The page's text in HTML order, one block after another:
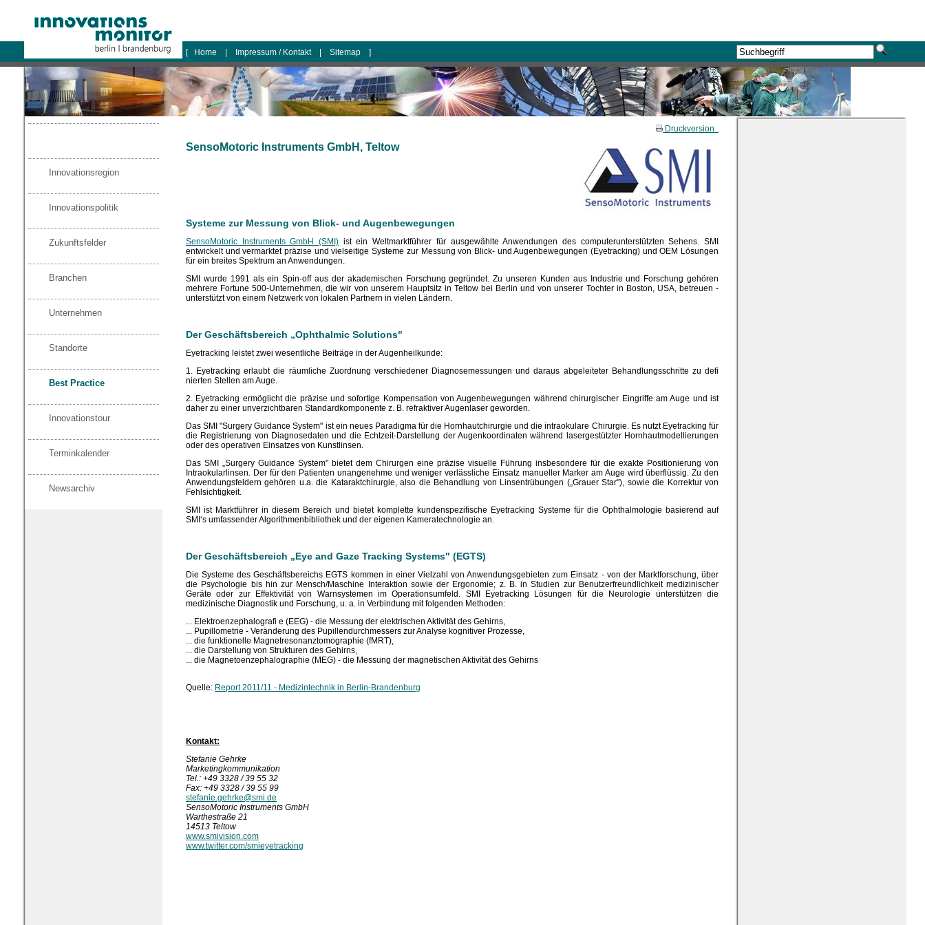
logo
[ Home Impressum / Kontakt Sitemap ]
Innovationsregion
Innovationspolitik
Zukunftsfelder
Branchen
Unternehmen
Standorte
Best Practice
Innovationstour
Terminkalender
Newsarchiv
Druckversion
SensoMotoric Instruments GmbH, Teltow
Systeme zur Messung von Blick- und Augenbewegungen
SensoMotoric Instruments GmbH (SMI) ist ein Weltmarktführer für ausgewählte Anwendungen des computerunterstützten Sehens. SMI
entwickelt und vermarktet präzise und vielseitige Systeme zur Messung von Blick- und Augenbewegungen (Eyetracking) und OEM Lösungen
für ein breites Spektrum an Anwendungen.
SMI wurde 1991 als ein Spin-off aus der akademischen Forschung gegründet. Zu unseren Kunden aus Industrie und Forschung gehören
mehrere Fortune 500-Unternehmen, die wir von unserem Hauptsitz in Teltow bei Berlin und von unserer Tochter in Boston, USA, betreuen -
unterstützt von einem Netzwerk von lokalen Partnern in vielen Ländern.
Der Geschäftsbereich „Ophthalmic Solutions"
Eyetracking leistet zwei wesentliche Beiträge in der Augenheilkunde:
1. Eyetracking erlaubt die räumliche Zuordnung verschiedener Diagnosemessungen und daraus abgeleiteter Behandlungsschritte zu defi
nierten Stellen am Auge.
2. Eyetracking ermöglicht die präzise und sofortige Kompensation von Augenbewegungen während chirurgischer Eingriffe am Auge und ist
daher zu einer unverzichtbaren Standardkomponente z. B. refraktiver Augenlaser geworden.
Das SMI "Surgery Guidance System" ist ein neues Paradigma für die Hornhautchirurgie und die intraokulare Chirurgie. Es nutzt Eyetracking für
die Registrierung von Diagnosedaten und die Echtzeit-Darstellung der Augenkoordinaten während lasergestützter Hornhautmodellierungen
oder des operativen Einsatzes von Kunstlinsen.
Das SMI „Surgery Guidance System" bietet dem Chirurgen eine präzise visuelle Führung insbesondere für die exakte Positionierung von
Intraokularlinsen. Der für den Patienten unangenehme und weniger verlässliche Einsatz manueller Marker am Auge wird überflüssig. Zu den
Anwendungsfeldern gehören u.a. die Kataraktchirurgie, also die Behandlung von Linsentrübungen („Grauer Star"), sowie die Korrektur von
Fehlsichtigkeit.
SMI ist Marktführer in diesem Bereich und bietet komplette kundenspezifische Eyetracking Systeme für die Ophthalmologie basierend auf
SMI‘s umfassender Algorithmenbibliothek und der eigenen Kameratechnologie an.
Der Geschäftsbereich „Eye and Gaze Tracking Systems" (EGTS)
Die Systeme des Geschäftsbereichs EGTS kommen in einer Vielzahl von Anwendungsgebieten zum Einsatz - von der Marktforschung, über
die Psychologie bis hin zur Mensch/Maschine Interaktion sowie der Ergonomie; z. B. in Studien zur Benutzerfreundlichkeit medizinischer
Geräte oder zur Effektivität von Warnsystemen im Operationsumfeld. SMI Eyetracking Lösungen für die Neurologie unterstützen die
medizinische Diagnostik und Forschung, u. a. in Verbindung mit folgenden Methoden:
... Elektroenzephalografi e (EEG) - die Messung der elektrischen Aktivität des Gehirns,
... Pupillometrie - Veränderung des Pupillendurchmessers zur Analyse kognitiver Prozesse,
... die funktionelle Magnetresonanztomographie (fMRT),
... die Darstellung von Strukturen des Gehirns,
... die Magnetoenzephalographie (MEG) - die Messung der magnetischen Aktivität des Gehirns
Quelle: Report 2011/11 - Medizintechnik in Berlin-Brandenburg
Kontakt:
Stefanie Gehrke
Marketingkommunikation
Tel.: +49 3328 / 39 55 32
Fax: +49 3328 / 39 55 99
stefanie.gehrke@smi.de
SensoMotoric Instruments GmbH
Warthestraße 21
14513 Teltow
www.smivision.com
www.twitter.com/smieyetracking